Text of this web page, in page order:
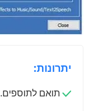
יתרונות:
תואם לתוספים.